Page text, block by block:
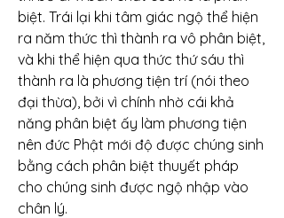
biệt. Trái lại khi tâm giác ngộ thể hiện
ra năm thức thì thành ra vô phân biệt,
và khi thể hiện qua thức thứ sáu thì
thành ra là phương tiện trí (nói theo
đại thừa), bởi vì chính nhờ cái khả
năng phân biệt ấy làm phương tiện
nên đức Phật mới độ được chúng sinh
bằng cách phân biệt thuyết pháp
cho chúng sinh được ngộ nhập vào
chân lý.